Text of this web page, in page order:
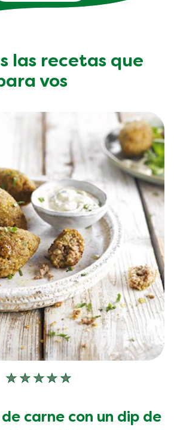
las recetas que
vos
No
enviado
carne con un dip de